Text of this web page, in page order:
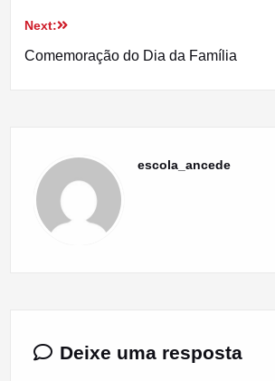
artigos
Next:
Comemoração do Dia da Família
escola_ancede
Deixe uma resposta